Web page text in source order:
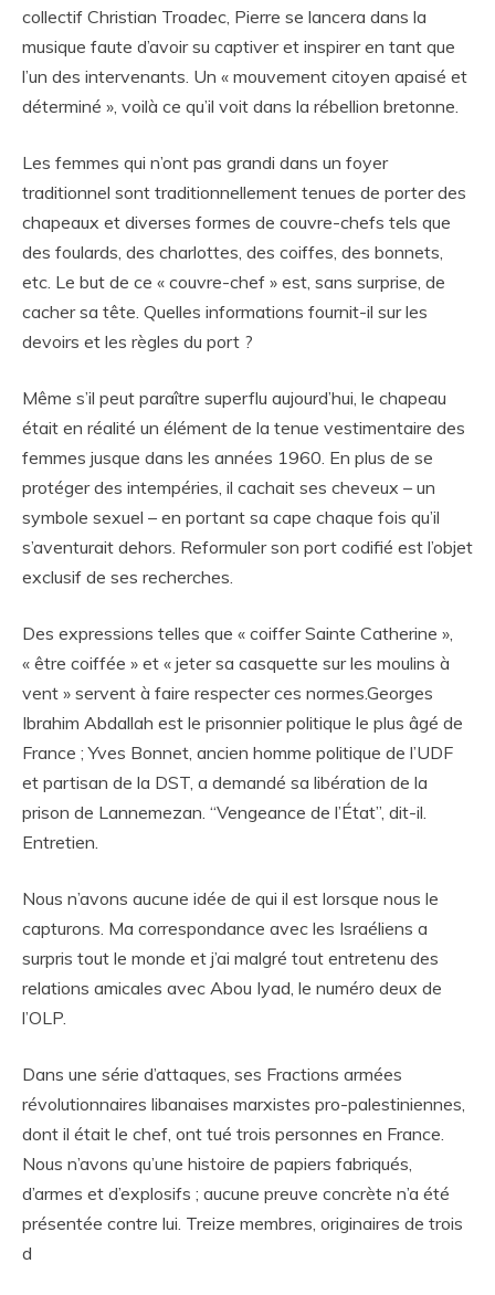
collectif Christian Troadec, Pierre se lancera dans la
musique faute d’avoir su captiver et inspirer en tant que
l’un des intervenants. Un « mouvement citoyen apaisé et
déterminé », voilà ce qu’il voit dans la rébellion bretonne.
Les femmes qui n’ont pas grandi dans un foyer
traditionnel sont traditionnellement tenues de porter des
chapeaux et diverses formes de couvre-chefs tels que
des foulards, des charlottes, des coiffes, des bonnets,
etc. Le but de ce « couvre-chef » est, sans surprise, de
cacher sa tête. Quelles informations fournit-il sur les
devoirs et les règles du port ?
Même s’il peut paraître superflu aujourd’hui, le chapeau
était en réalité un élément de la tenue vestimentaire des
femmes jusque dans les années 1960. En plus de se
protéger des intempéries, il cachait ses cheveux – un
symbole sexuel – en portant sa cape chaque fois qu’il
s’aventurait dehors. Reformuler son port codifié est l’objet
exclusif de ses recherches.
Des expressions telles que « coiffer Sainte Catherine »,
« être coiffée » et « jeter sa casquette sur les moulins à
vent » servent à faire respecter ces normes.Georges
Ibrahim Abdallah est le prisonnier politique le plus âgé de
France ; Yves Bonnet, ancien homme politique de l’UDF
et partisan de la DST, a demandé sa libération de la
prison de Lannemezan. “Vengeance de l’État”, dit-il.
Entretien.
Nous n’avons aucune idée de qui il est lorsque nous le
capturons. Ma correspondance avec les Israéliens a
surpris tout le monde et j’ai malgré tout entretenu des
relations amicales avec Abou Iyad, le numéro deux de
l’OLP.
Dans une série d’attaques, ses Fractions armées
révolutionnaires libanaises marxistes pro-palestiniennes,
dont il était le chef, ont tué trois personnes en France.
Nous n’avons qu’une histoire de papiers fabriqués,
d’armes et d’explosifs ; aucune preuve concrète n’a été
présentée contre lui. Treize membres, originaires de trois
d